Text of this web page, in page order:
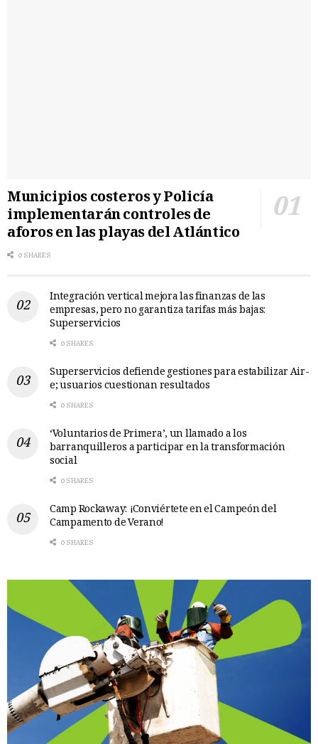
Municipios costeros y Policía
implementarán controles de
aforos en las playas del Atlántico
0 SHARES
Integración vertical mejora las finanzas de las
empresas, pero no garantiza tarifas más bajas:
Superservicios
0 SHARES
Superservicios defiende gestiones para estabilizar Air-
e; usuarios cuestionan resultados
0 SHARES
‘Voluntarios de Primera’, un llamado a los
barranquilleros a participar en la transformación
social
0 SHARES
Camp Rockaway: ¡Conviértete en el Campeón del
Campamento de Verano!
0 SHARES